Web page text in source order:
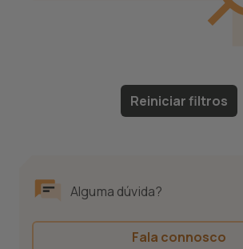
Alguma dúvida?
Fala connosco
Reiniciar filtros